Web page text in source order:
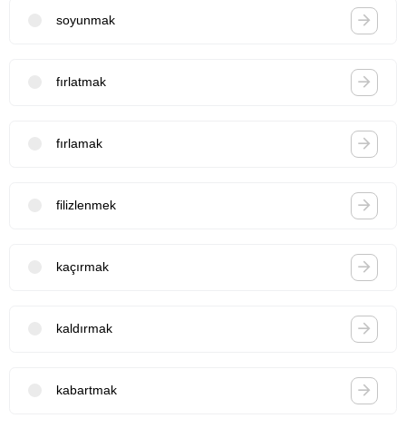
soyunmak
fırlatmak
fırlamak
filizlenmek
kaçırmak
kaldırmak
kabartmak